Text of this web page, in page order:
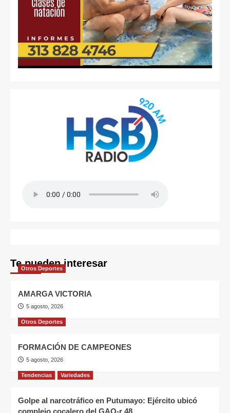
Te pueden interesar
Otros Deportes
AMARGA VICTORIA
5 agosto, 2026
Otros Deportes
FORMACIÓN DE CAMPEONES
5 agosto, 2026
Tendencias Variedades
Golpe al narcotráfico en Putumayo: Ejército ubicó